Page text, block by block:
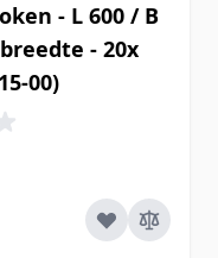
- L 600 / B
- 20x
00)